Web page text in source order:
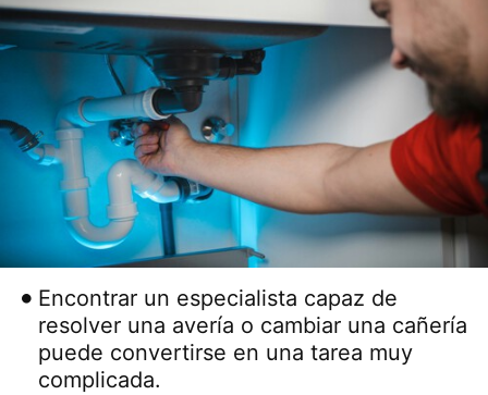
Encontrar un especialista capaz de
resolver una avería o cambiar una cañería
puede convertirse en una tarea muy
complicada.